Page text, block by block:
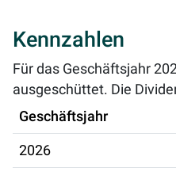
Kennzahlen
Für das Geschäftsjahr
ausgeschüttet. Die
Geschäftsjahr
2026